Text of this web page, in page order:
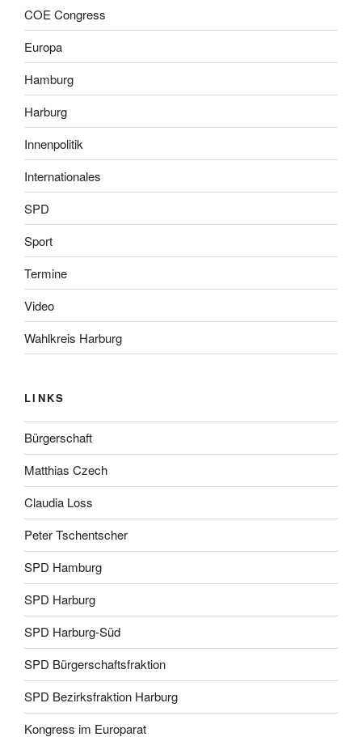
COE Congress
Europa
Hamburg
Harburg
Innenpolitik
Internationales
SPD
Sport
Termine
Video
Wahlkreis Harburg
LINKS
Bürgerschaft
Matthias Czech
Claudia Loss
Peter Tschentscher
SPD Hamburg
SPD Harburg
SPD Harburg-Süd
SPD Bürgerschaftsfraktion
SPD Bezirksfraktion Harburg
Kongress im Europarat